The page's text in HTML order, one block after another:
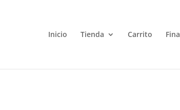
Inicio Tienda Carrito